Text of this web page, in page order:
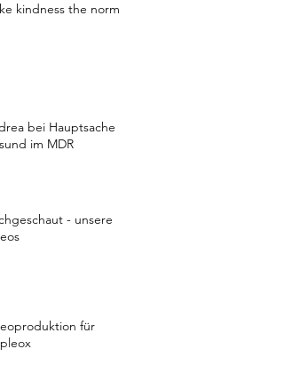
kindness the norm
bei Hauptsache
im MDR
- unsere
für